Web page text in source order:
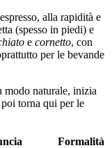
alla rapidità e
(spesso in piedi) e
e cornetto, con
per le bevande
modo naturale, inizia
poi torna qui per le
Formalità